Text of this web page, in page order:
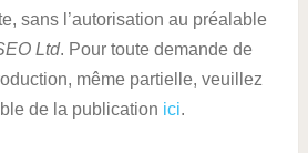
sans l’autorisation au préalable
Ltd. Pour toute demande de
même partielle, veuillez
de la publication ici.